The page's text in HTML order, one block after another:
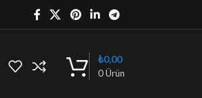
0Ürün
₺0,00